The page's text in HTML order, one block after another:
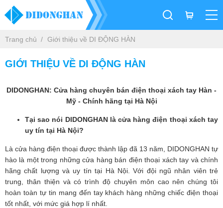
Trang chủ Giới thiệu về DI ĐỘNG HÀN
GIỚI THIỆU VỀ DI ĐỘNG HÀN
DIDONGHAN: Cửa hàng chuyên bán điện thoại xách tay Hàn -
Mỹ - Chính hãng tại Hà Nội
Tại sao nói DIDONGHAN là cửa hàng điện thoại xách tay
uy tín tại Hà Nội?
Là cửa hàng điện thoại được thành lập đã 13 năm, DIDONGHAN tự
hào là một trong những cửa hàng bán điện thoại xách tay và chính
hãng chất lượng và uy tín tại Hà Nội. Với đội ngũ nhân viên trẻ
trung, thân thiện và có trình độ chuyên môn cao nên chúng tôi
hoàn toàn tự tin mang đến tay khách hàng những chiếc điện thoại
tốt nhất, với mức giá hợp lí nhất.